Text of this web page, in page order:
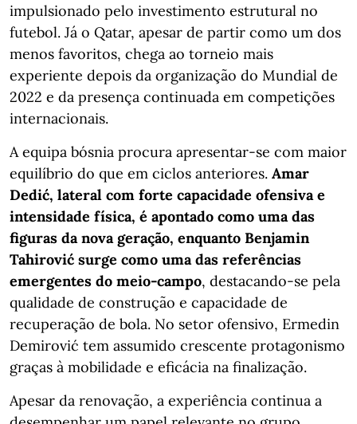
impulsionado pelo investimento estrutural no
futebol. Já o Qatar, apesar de partir como um dos
menos favoritos, chega ao torneio mais
experiente depois da organização do Mundial de
2022 e da presença continuada em competições
internacionais.
A equipa bósnia procura apresentar-se com maior
equilíbrio do que em ciclos anteriores. Amar
Dedić, lateral com forte capacidade ofensiva e
intensidade física, é apontado como uma das
figuras da nova geração, enquanto Benjamin
Tahirović surge como uma das referências
emergentes do meio-campo, destacando-se pela
qualidade de construção e capacidade de
recuperação de bola. No setor ofensivo, Ermedin
Demirović tem assumido crescente protagonismo
graças à mobilidade e eficácia na finalização.
Apesar da renovação, a experiência continua a